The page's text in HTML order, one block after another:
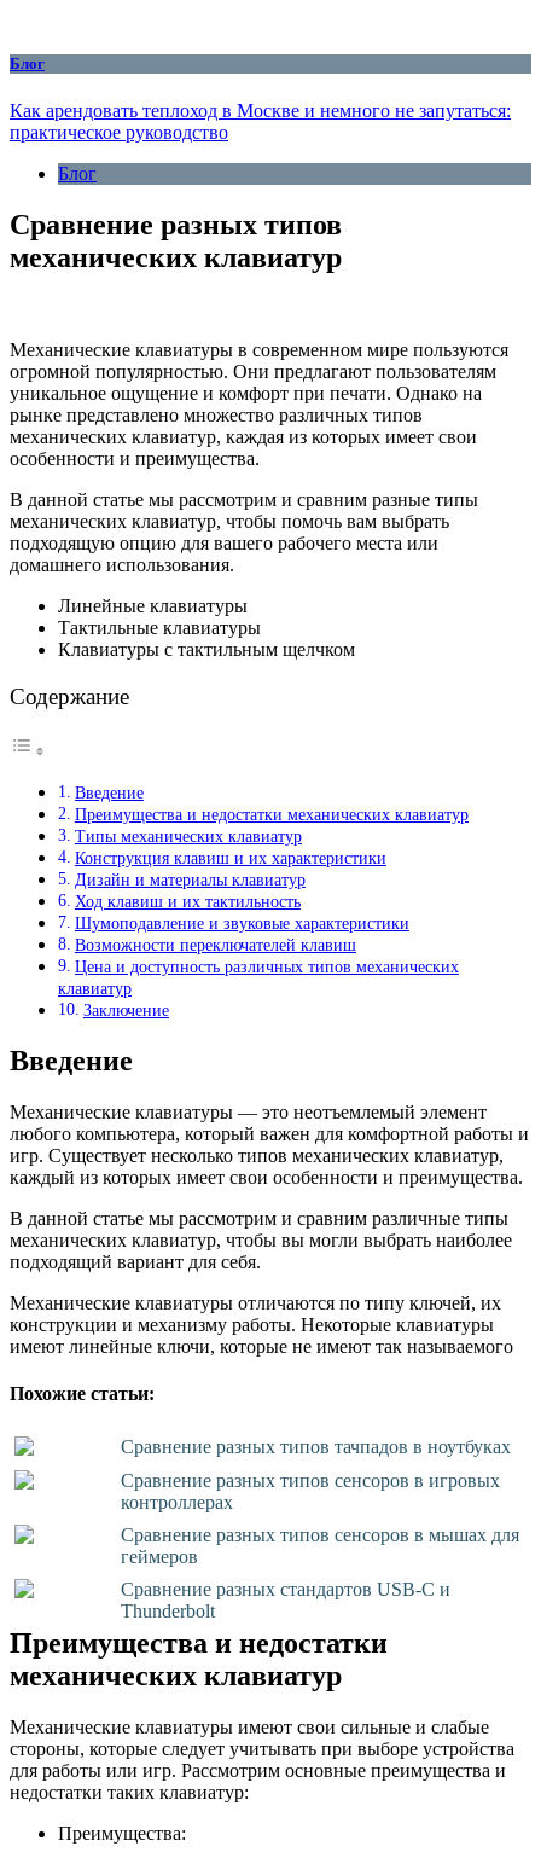
Блог
Как арендовать теплоход в Москве и немного не запутаться:
практическое руководство
Блог
Сравнение разных типов
механических клавиатур
Механические клавиатуры в современном мире пользуются
огромной популярностью. Они предлагают пользователям
уникальное ощущение и комфорт при печати. Однако на
рынке представлено множество различных типов
механических клавиатур, каждая из которых имеет свои
особенности и преимущества.
В данной статье мы рассмотрим и сравним разные типы
механических клавиатур, чтобы помочь вам выбрать
подходящую опцию для вашего рабочего места или
домашнего использования.
Линейные клавиатуры
Тактильные клавиатуры
Клавиатуры с тактильным щелчком
Содержание
Введение
Преимущества и недостатки механических клавиатур
Типы механических клавиатур
Конструкция клавиш и их характеристики
Дизайн и материалы клавиатур
Ход клавиш и их тактильность
Шумоподавление и звуковые характеристики
Возможности переключателей клавиш
Цена и доступность различных типов механических
клавиатур
Заключение
Введение
Механические клавиатуры — это неотъемлемый элемент
любого компьютера, который важен для комфортной работы и
игр. Существует несколько типов механических клавиатур,
каждый из которых имеет свои особенности и преимущества.
В данной статье мы рассмотрим и сравним различные типы
механических клавиатур, чтобы вы могли выбрать наиболее
подходящий вариант для себя.
Механические клавиатуры отличаются по типу ключей, их
конструкции и механизму работы. Некоторые клавиатуры
имеют линейные ключи, которые не имеют так называемого
Похожие статьи:
Сравнение разных типов тачпадов в ноутбуках
Сравнение разных типов сенсоров в игровых
контроллерах
Сравнение разных типов сенсоров в мышах для
геймеров
Сравнение разных стандартов USB-C и
Thunderbolt
Преимущества и недостатки
механических клавиатур
Механические клавиатуры имеют свои сильные и слабые
стороны, которые следует учитывать при выборе устройства
для работы или игр. Рассмотрим основные преимущества и
недостатки таких клавиатур:
Преимущества: